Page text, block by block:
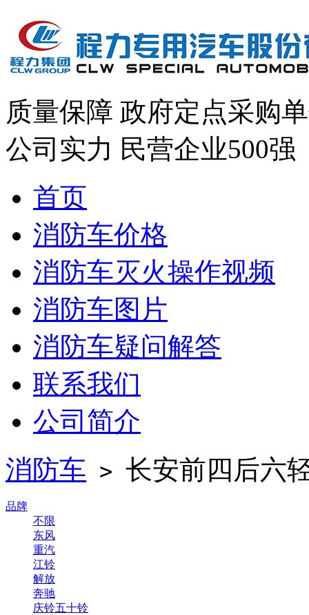
质量保障 政府定点采购
公司实力 民营企业500强
首页
消防车价格
消防车灭火操作视频
消防车图片
消防车疑问解答
联系我们
公司简介
消防车 > 长安前四后六
品牌
不限
东风
重汽
江铃
解放
奔驰
庆铃五十铃